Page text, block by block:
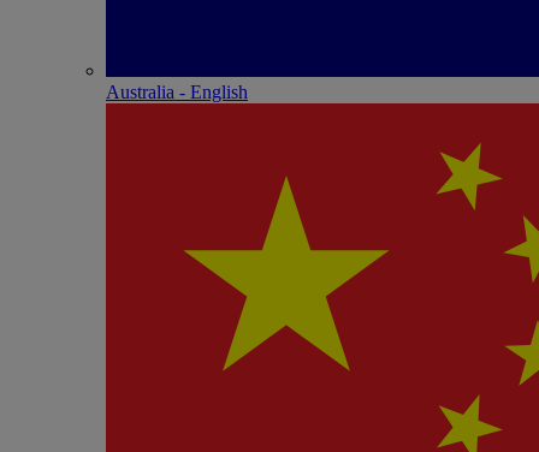
Australia - English